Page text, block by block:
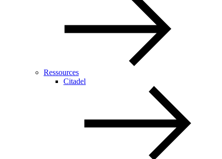
Ressources
Citadel